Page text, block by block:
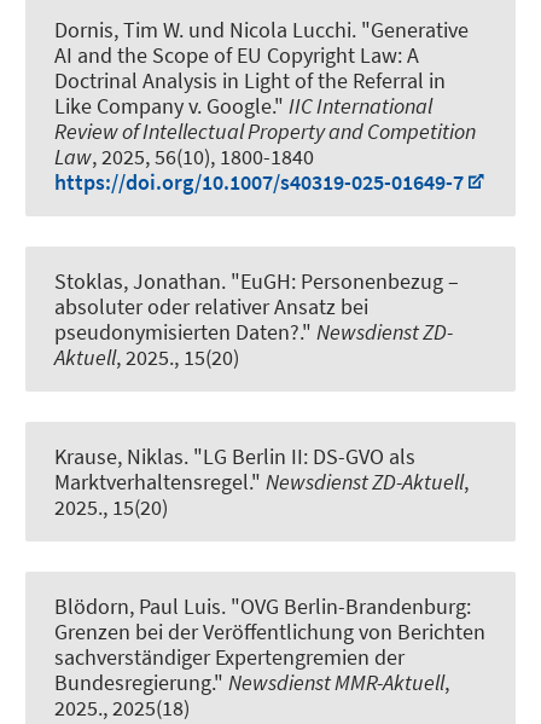
Dornis, Tim W. und Nicola Lucchi. "Generative
AI and the Scope of EU Copyright Law: A
Doctrinal Analysis in Light of the Referral in
Like Company v. Google." IIC International
Review of Intellectual Property and Competition
Law, 2025, 56(10), 1800-1840
https://doi.org/10.1007/s40319-025-01649-7
Stoklas, Jonathan. "EuGH: Personenbezug –
absoluter oder relativer Ansatz bei
pseudonymisierten Daten?." Newsdienst ZD-
Aktuell, 2025., 15(20)
Krause, Niklas. "LG Berlin II: DS-GVO als
Marktverhaltensregel." Newsdienst ZD-Aktuell,
2025., 15(20)
Blödorn, Paul Luis. "OVG Berlin-Brandenburg:
Grenzen bei der Veröffentlichung von Berichten
sachverständiger Expertengremien der
Bundesregierung." Newsdienst MMR-Aktuell,
2025., 2025(18)